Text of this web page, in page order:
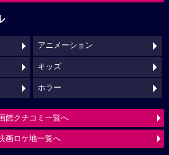
アニメーション
キッズ
ホラー
館クチコミ一覧へ
画ロケ地一覧へ